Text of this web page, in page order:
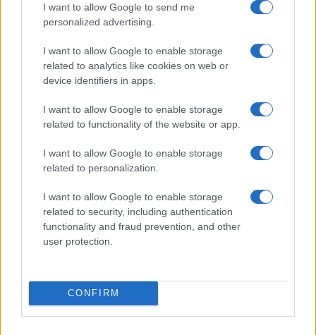
I want to allow Google to send me
personalized advertising.
I want to allow Google to enable storage
related to analytics like cookies on web or
device identifiers in apps.
I want to allow Google to enable storage
related to functionality of the website or app.
I want to allow Google to enable storage
related to personalization.
I want to allow Google to enable storage
related to security, including authentication
functionality and fraud prevention, and other
user protection.
CONFIRM
Acquisizione Fincantieri-WSense: i fondatori restano
e rimettono capitale
Linda Pellegrini · 7 Lug 2026
B2B NEWS
europea sulla prelazione nei project financing
Martina Marchesi · 5 Lug 2026